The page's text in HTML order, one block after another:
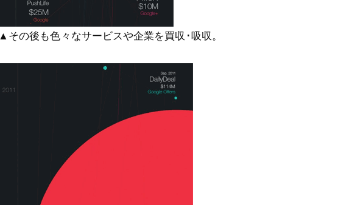
▲その後も色々なサービスや企業を買収･吸収。